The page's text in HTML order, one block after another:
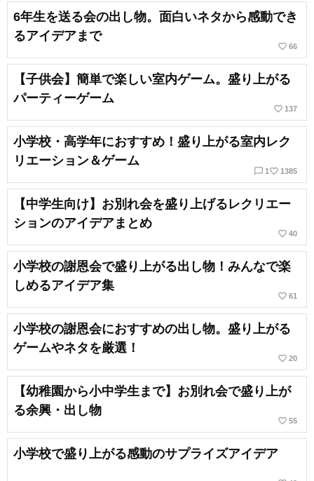
6年生を送る会の出し物。面白いネタから感動でき
るアイデアまで
favorite_border 66
【子供会】簡単で楽しい室内ゲーム。盛り上がる
パーティーゲーム
favorite_border 137
小学校・高学年におすすめ！盛り上がる室内レク
リエーション＆ゲーム
chat_bubble_outline 1 favorite_border 1385
【中学生向け】お別れ会を盛り上げるレクリエー
ションのアイデアまとめ
favorite_border 40
小学校の謝恩会で盛り上がる出し物！みんなで楽
しめるアイデア集
favorite_border 61
小学校の謝恩会におすすめの出し物。盛り上がる
ゲームやネタを厳選！
favorite_border 20
【幼稚園から小中学生まで】お別れ会で盛り上が
る余興・出し物
favorite_border 55
小学校で盛り上がる感動のサプライズアイデア